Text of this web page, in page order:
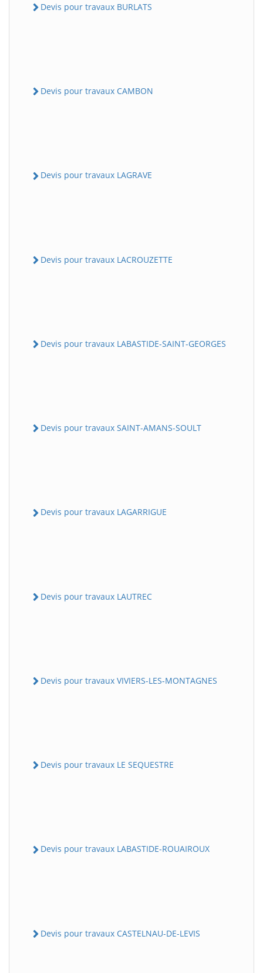
Devis pour travaux BURLATS
Devis pour travaux CAMBON
Devis pour travaux LAGRAVE
Devis pour travaux LACROUZETTE
Devis pour travaux LABASTIDE-SAINT-GEORGES
Devis pour travaux SAINT-AMANS-SOULT
Devis pour travaux LAGARRIGUE
Devis pour travaux LAUTREC
Devis pour travaux VIVIERS-LES-MONTAGNES
Devis pour travaux LE SEQUESTRE
Devis pour travaux LABASTIDE-ROUAIROUX
Devis pour travaux CASTELNAU-DE-LEVIS